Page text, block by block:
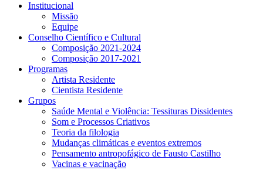
Institucional
Missão
Equipe
Conselho Científico e Cultural
Composição 2021-2024
Composição 2017-2021
Programas
Artista Residente
Cientista Residente
Grupos
Saúde Mental e Violência: Tessituras Dissidentes
Som e Processos Criativos
Teoria da filologia
Mudanças climáticas e eventos extremos
Pensamento antropofágico de Fausto Castilho
Vacinas e vacinação